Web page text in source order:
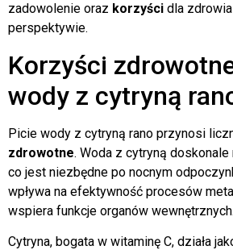
zadowolenie oraz korzyści dla
perspektywie.
Korzyści
wody z cytryną
Picie wody z cytryną rano przynosi
zdrowotne. Woda z cytryną doskonale
co jest niezbędne po nocnym
wpływa na efektywność procesów
wspiera funkcje organów wewnętrznych.
Cytryna, bogata w witaminę C, działa